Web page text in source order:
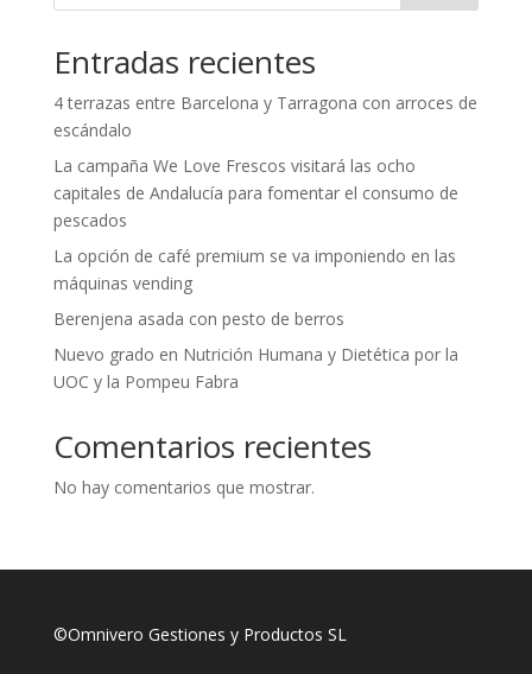
Entradas recientes
4 terrazas entre Barcelona y Tarragona con arroces de
escándalo
La campaña We Love Frescos visitará las ocho
capitales de Andalucía para fomentar el consumo de
pescados
La opción de café premium se va imponiendo en las
máquinas vending
Berenjena asada con pesto de berros
Nuevo grado en Nutrición Humana y Dietética por la
UOC y la Pompeu Fabra
Comentarios recientes
No hay comentarios que mostrar.
©Omnivero Gestiones y Productos SL